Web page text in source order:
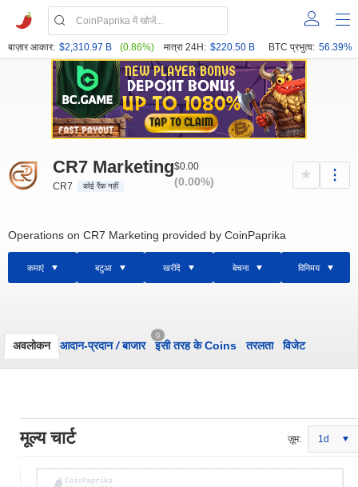
बाज़ार आकार: $2,310.97 B (0.86%) मात्रा 24H: $220.50 B BTC प्रभुत्व: 56.39%
CR7 Marketing
CR7 कोई रैंक नहीं
$0.00
(0.00%)
Operations on CR7 Marketing provided by CoinPaprika
कमाएं बटुआ खरीदें बेचना विनिमय
अवलोकन आदान-प्रदान/बाजार
0
इसी तरह के Coins तरलता विजेट
मूल्य चार्ट ज़ूम: 1d